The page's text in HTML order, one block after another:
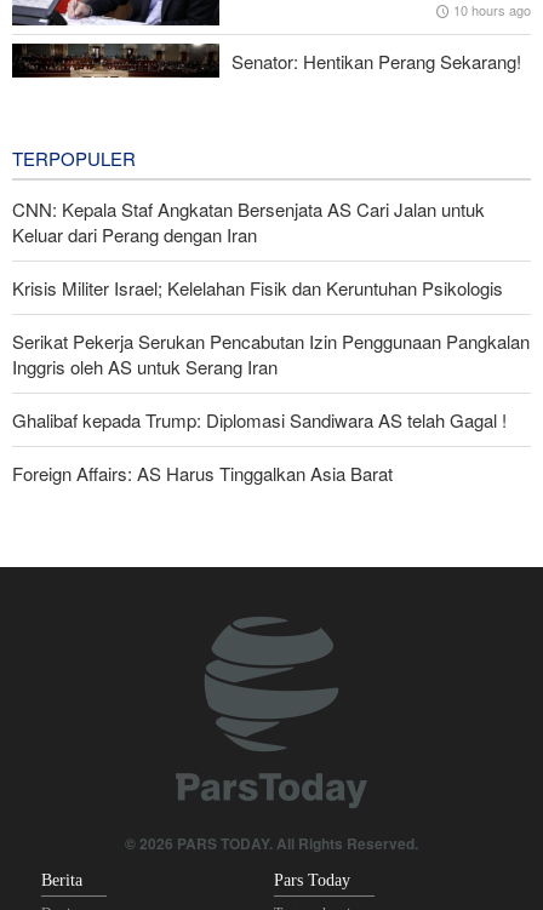
Menhan Pakistan: Persatuan Negara-negara Islam dalam
Melawan Zionis Urgen
10 hours ago
Senator: Hentikan Perang Sekarang!
TERPOPULER
CNN: Kepala Staf Angkatan Bersenjata AS Cari Jalan untuk
Keluar dari Perang dengan Iran
Krisis Militer Israel; Kelelahan Fisik dan Keruntuhan Psikologis
Serikat Pekerja Serukan Pencabutan Izin Penggunaan Pangkalan
Inggris oleh AS untuk Serang Iran
Ghalibaf kepada Trump: Diplomasi Sandiwara AS telah Gagal !
Foreign Affairs: AS Harus Tinggalkan Asia Barat
dengan Rudal Balistik dan Drone
Hulu Ledak Manuver dan Antena Anti-Jamming: Lonjakan
Kualitatif Rudal Kheibar Shekan
Anggota Kongres AS Khawatirkan Dampak Menipisnya Rudal
Amerika Hadapi Iran© 2026 PARS TODAY. All Rights Reserved.
Berita Pars Today